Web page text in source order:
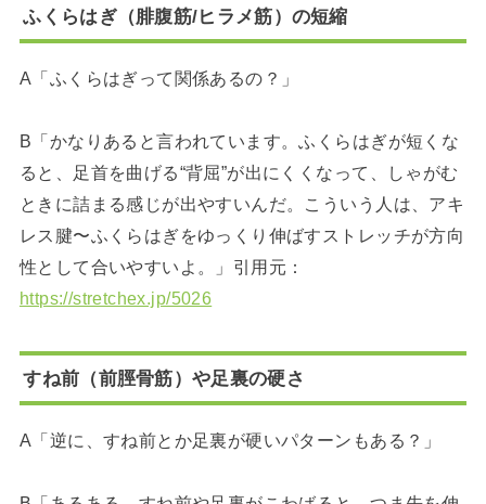
ふくらはぎ（腓腹筋/ヒラメ筋）の短縮
A「ふくらはぎって関係あるの？」
B「かなりあると言われています。ふくらはぎが短くな
ると、足首を曲げる“背屈”が出にくくなって、しゃがむ
ときに詰まる感じが出やすいんだ。こういう人は、アキ
レス腱〜ふくらはぎをゆっくり伸ばすストレッチが方向
性として合いやすいよ。」引用元：
https://stretchex.jp/5026
すね前（前脛骨筋）や足裏の硬さ
A「逆に、すね前とか足裏が硬いパターンもある？」